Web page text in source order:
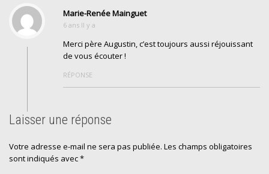
Marie-Renée Mainguet
6 ans Il y a
Merci père Augustin, c’est toujours aussi réjouissant
de vous écouter !
RÉPONSE
Laisser une réponse
Votre adresse e-mail ne sera pas publiée. Les champs obligatoires
sont indiqués avec*